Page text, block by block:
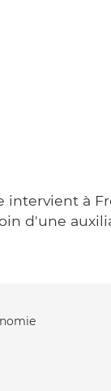
intervient à
d'une